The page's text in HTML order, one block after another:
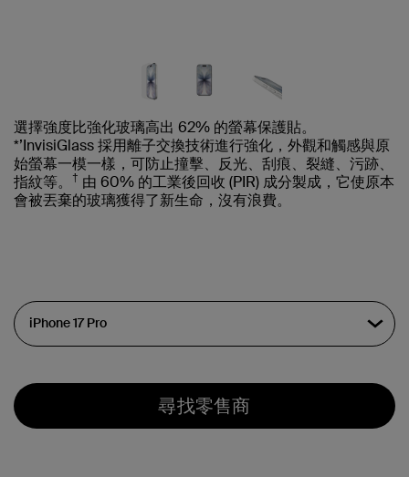
選擇強度比強化玻璃高出 62% 的螢幕保護貼。
*’InvisiGlass 採用離子交換技術進行強化，外觀和觸感與原
始螢幕一模一樣，可防止撞擊、反光、刮痕、裂縫、污跡、
指紋等。
† 由 60% 的工業後回收 (PIR) 成分製成，它使原本
會被丟棄的玻璃獲得了新生命，沒有浪費。
尋找零售商